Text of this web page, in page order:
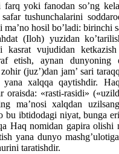
farq yoki fanodan so’ng
tushunchalarini
ma’no hosil bo’ladi: birinchi
(Iloh) yuzidan
kasrat vujudidan
etish, aynan dunyoning
(juz’)dan jam’ sari
xalqqa qaytishdir.
oraisda: «rasti-rasidi»
ma’nosi xalqdan
bu ibtidodagi niyat, bunga
Haq nomidan gapira olishi
yana dunyo
taratishdir.